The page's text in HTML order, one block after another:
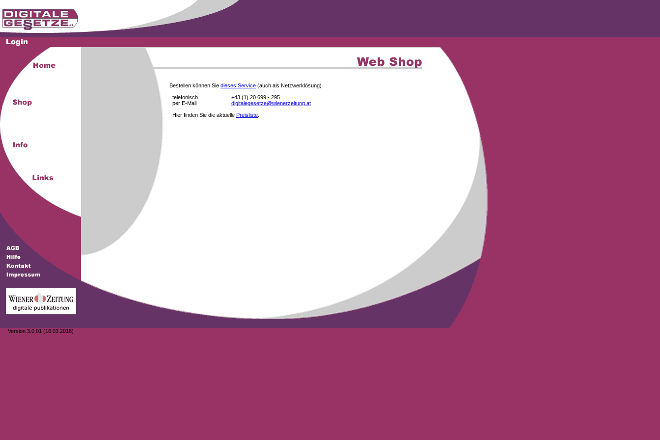
Version 3.0.01 (18.03.2018)
Bestellen können Sie dieses Service (auch als Netzwerklösung)
telefonisch
+43 (1) 20 699 - 295
per E-Mail
digitalegesetze@wienerzeitung.at
Hier finden Sie die aktuelle Preisliste